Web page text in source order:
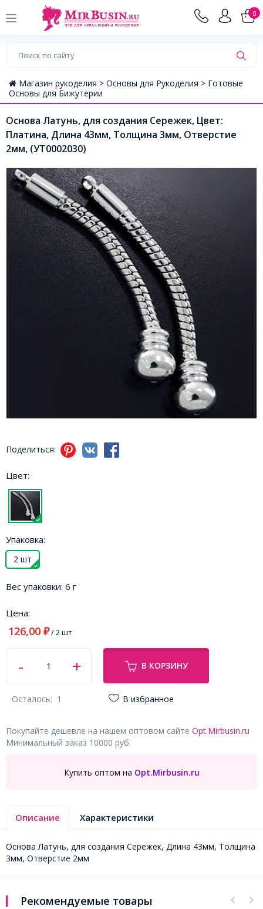
0
Магазин рукоделия > Основы для Рукоделия > Готовые
Основы для Бижутерии
Основа Латунь, для создания Сережек, Цвет:
Платина, Длина 43мм, Толщина 3мм, Отверстие
2мм, (УТ0002030)
Поделиться:
Цвет:
Упаковка:
2 шт
Вес упаковки: 6 г
Цена:
126,00 ₽/ 2 шт
В КОРЗИНУ
Осталось: 1 В избранное
Покупайте дешевле на нашем оптовом сайте Opt.Mirbusin.ru
Минимальный заказ 10000 руб.
Купить оптом на Opt.Mirbusin.ru
Описание Характеристики
Основа Латунь, для создания Сережек, Длина 43мм, Толщина
3мм, Отверстие 2мм
Рекомендуемые товары